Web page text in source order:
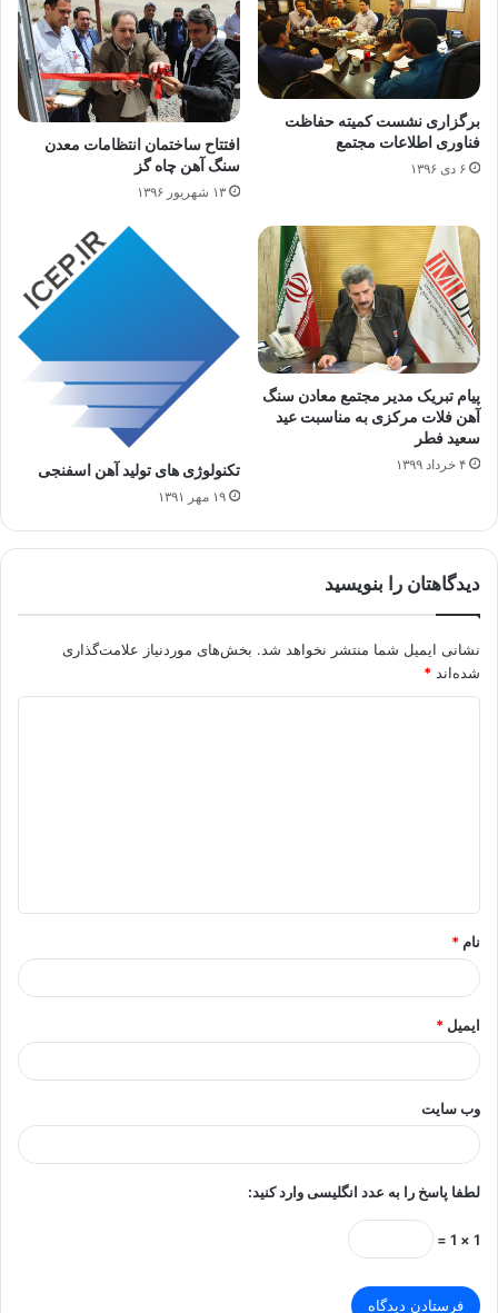
برگزاری نشست کمیته حفاظت
فناوری اطلاعات مجتمع
۶ دی ۱۳۹۶
افتتاح ساختمان انتظامات معدن
سنگ آهن چاه گز
۱۳ شهریور ۱۳۹۶
پیام تبریک مدیر مجتمع معادن سنگ
آهن فلات مرکزی به مناسبت عید
سعید فطر
۴ خرداد ۱۳۹۹ تکنولوژی های تولید آهن اسفنجی
۱۹ مهر ۱۳۹۱
دیدگاهتان را بنویسید
نشانی ایمیل شما منتشر نخواهد شد. بخش‌های موردنیاز علامت‌گذاری
شده‌اند *
*
نام *
ایمیل *
وب‌ سایت
لطفا پاسخ را به عدد انگلیسی وارد کنید:
1 × 1 =